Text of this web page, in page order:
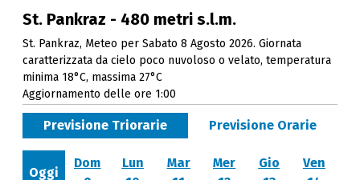
St. Pankraz - 480 metri s.l.m.
St. Pankraz, Meteo per Sabato 8 Agosto 2026. Giornata
caratterizzata da cielo poco nuvoloso o velato, temperatura
minima 18°C, massima 27°C
Aggiornamento delle ore 1:00
Previsione Triorarie Previsione Orarie
Oggi
Dom
Lun
Mar
Mer
Gio
Ven